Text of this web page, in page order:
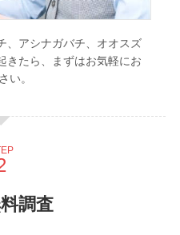
、アシナガバチ、オオスズ
きたら、まずはお気軽にお
い。
調査